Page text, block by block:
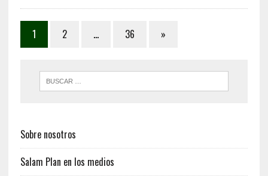
1 2 … 36 »
Sobre nosotros
Salam Plan en los medios